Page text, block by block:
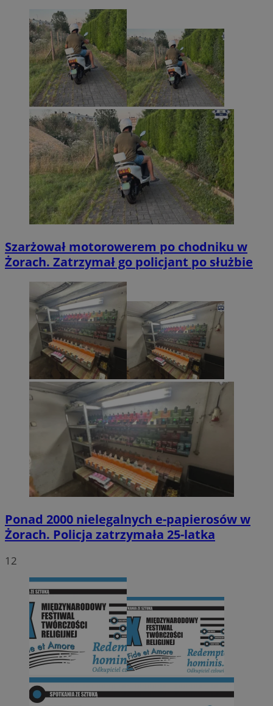
Szarżował motorowerem po chodniku w
Żorach. Zatrzymał go policjant po służbie
Ponad 2000 nielegalnych e-papierosów w
Żorach. Policja zatrzymała 25-latka
12